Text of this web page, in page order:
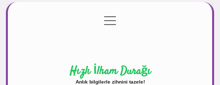
Gizlilik Politikası
menüyü
aç
Hızlı İlham Durağı
Anlık bilgilerle zihnini tazele!